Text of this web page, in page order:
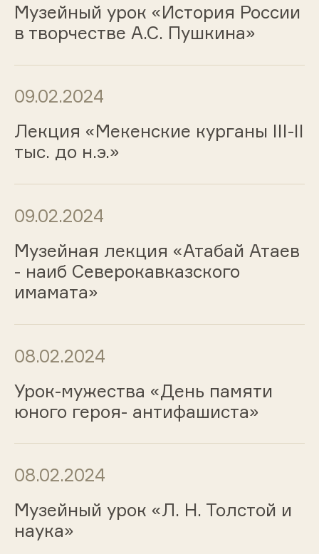
Музейный урок «История России
в творчестве А.С. Пушкина»
09.02.2024
Лекция «Мекенские курганы III-II
тыс. до н.э.»
09.02.2024
Музейная лекция «Атабай Атаев
- наиб Северокавказского
имамата»
08.02.2024
Урок-мужества «День памяти
юного героя- антифашиста»
08.02.2024
Музейный урок «Л. Н. Толстой и
наука»